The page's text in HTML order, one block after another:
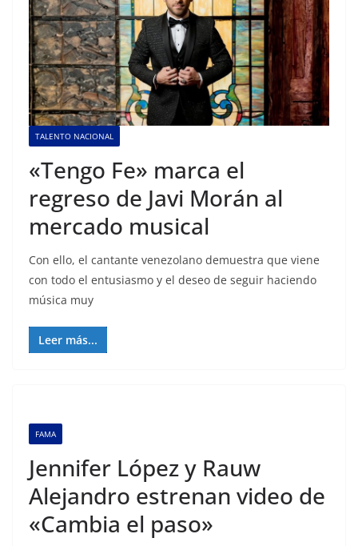
TALENTO NACIONAL
«Tengo Fe» marca el
regreso de Javi Morán al
mercado musical
Con ello, el cantante venezolano demuestra que viene
con todo el entusiasmo y el deseo de seguir haciendo
música muy
Leer más...
FAMA
Jennifer López y Rauw
Alejandro estrenan video de
«Cambia el paso»